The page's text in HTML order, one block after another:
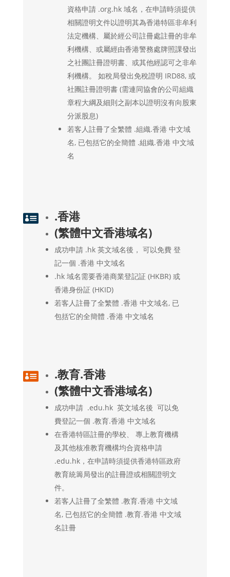
資格申請 .org.hk 域名，在申請時須提供
相關證明文件以證明其為香港特區非牟利
法定機構、屬於經公司註冊處註冊的非牟
利機構、或屬經由香港警務處牌照課發出
之社團註冊證明書、或其他經認可之非牟
利機構。 如稅局發出免稅證明 IRD88, 或
社團註冊證明書 (需連同協會的公司組織
章程大綱及細則之副本以證明沒有向股東
分派股息)
若客人註冊了全繁體 .組織.香港 中文域
名, 已包括它的全簡體 .組織.香港 中文域
名

.香港
(繁體中文香港域名)
成功申請 .hk 英文域名後， 可以免費 登
記一個 .香港 中文域名
.hk 域名需要香港商業登記証 (HKBR) 或
香港身份証 (HKID)
若客人註冊了全繁體 .香港 中文域名, 已
包括它的全簡體 .香港 中文域名

.教育.香港
(繁體中文香港域名)
成功申請 .edu.hk 英文域名後 可以免
費登記一個 .教育.香港 中文域名
在香港特區註冊的學校、 專上教育機構
及其他核准教育機構均合資格申請
.edu.hk，在申請時須提供香港特區政府
教育統籌局發出的註冊證或相關證明文
件。
若客人註冊了全繁體 .教育.香港 中文域
名, 已包括它的全簡體 .教育.香港 中文域
名註冊